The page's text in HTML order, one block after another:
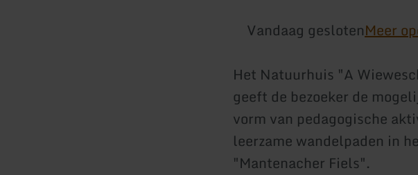
Vandaag geslotenMeer
Het Natuurhuis "A
geeft de bezoeker de
vorm van pedagogische
leerzame wandelpaden in
"Mantenacher Fiels".